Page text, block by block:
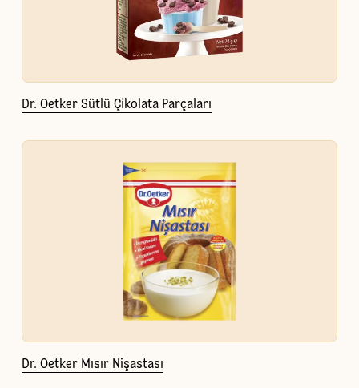
Dr. Oetker Sütlü Çikolata Parçaları
Dr. Oetker Mısır Nişastası